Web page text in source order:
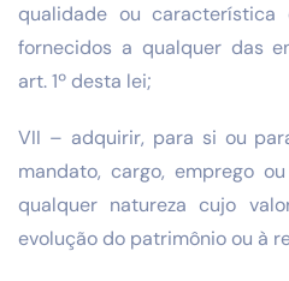
qualidade ou
fornecidos a qualquer das
art. 1º desta lei;
VII – adquirir, para si ou
mandato, cargo, emprego
qualquer natureza cujo
evolução do patrimônio ou à